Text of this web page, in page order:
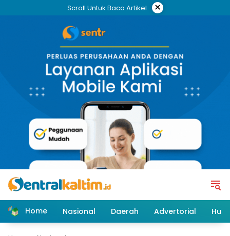
Scroll Untuk Baca Artikel ×
Home Nasional Daerah Advertorial